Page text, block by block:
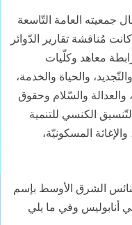
جمعيته العامة التّاسعة
مُناقشة تقارير الدّوائر
معاهد وكلّيات
والحياة والخدمة،
والعدالة والسّلام وحقوق
الكنسي للتنمية
المسكونيّة،
الشرق الأوسط بإسم
أنابوليس وفي ما يلي